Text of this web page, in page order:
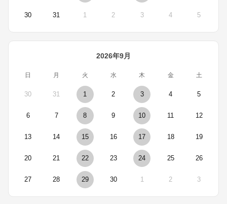
30 31 1 2 3 4 5
2026年9月
日 月 火 水 木 金 土
30 31 1 2 3 4 5
6 7 8 9 10 11 12
13 14 15 16 17 18 19
20 21 22 23 24 25 26
27 28 29 30 1 2 3